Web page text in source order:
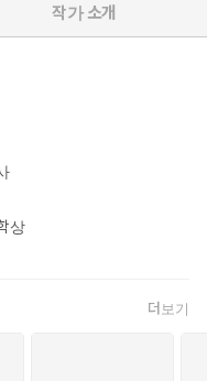
출간 전부터 많은 기대를
료화된 자본주의가 약자
턴트』(은행나무,
같은 소설이 상품화되
해』(은행나무, 2012),
의문을 제기하는 『오
학사, 2012) 모두 자본
사 시리즈로 기획됐다.
는 태평양 위를 표류
성 강한 인문 성향의 소
작가 소개
상
더보기